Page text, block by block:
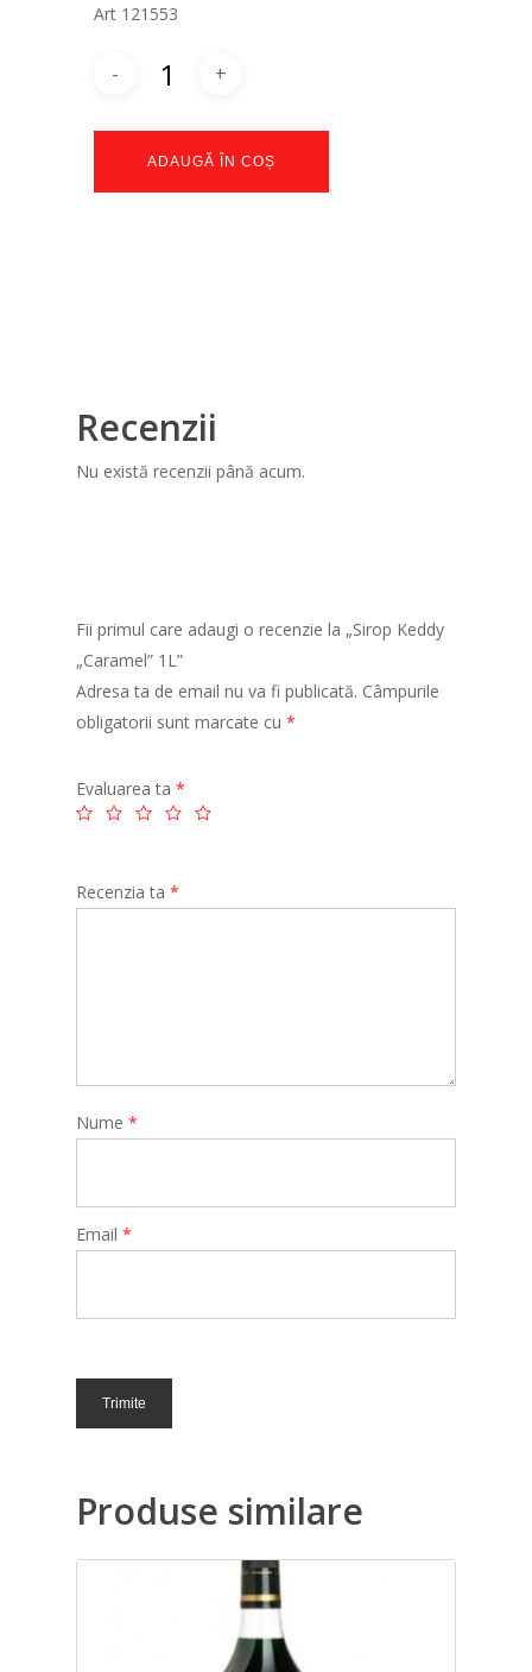
Art 121553
ADAUGĂ ÎN COȘ
Recenzii
Nu există recenzii până acum.
Fii primul care adaugi o recenzie la „Sirop Keddy
„Caramel” 1L”
Adresa ta de email nu va fi publicată. Câmpurile
obligatorii sunt marcate cu *
Evaluarea ta *
Recenzia ta *
Nume *
Email *
Produse similare